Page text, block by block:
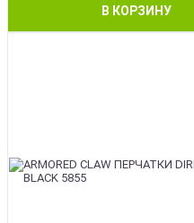
В КОРЗИНУ